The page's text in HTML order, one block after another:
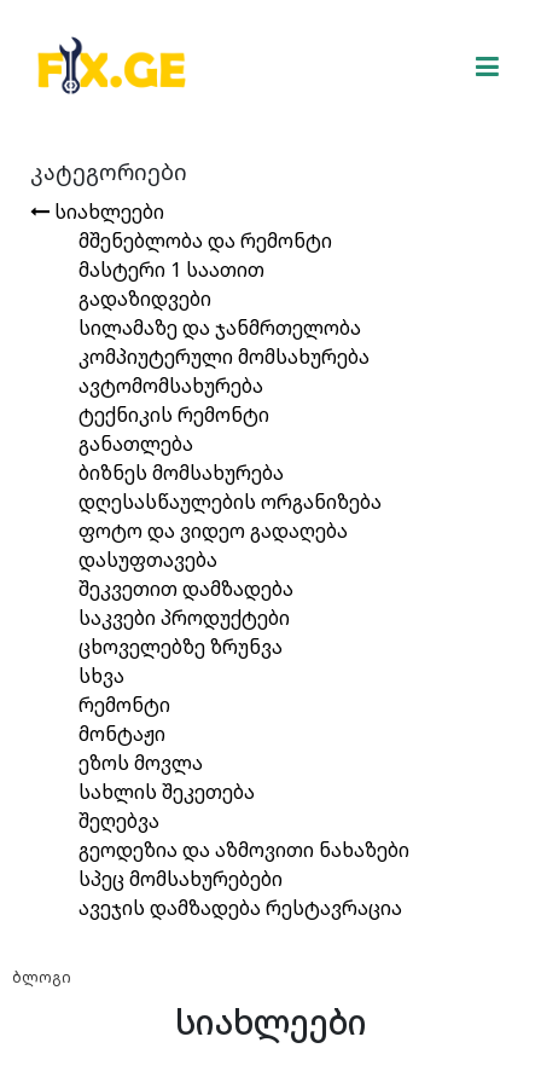
კატეგორიები
სიახლეები
მშენებლობა და რემონტი
მასტერი 1 საათით
გადაზიდვები
სილამაზე და ჯანმრთელობა
კომპიუტერული მომსახურება
ავტომომსახურება
ტექნიკის რემონტი
განათლება
ბიზნეს მომსახურება
დღესასწაულების ორგანიზება
ფოტო და ვიდეო გადაღება
დასუფთავება
შეკვეთით დამზადება
საკვები პროდუქტები
ცხოველებზე ზრუნვა
სხვა
რემონტი
მონტაჟი
ეზოს მოვლა
სახლის შეკეთება
შეღებვა
გეოდეზია და აზმოვითი ნახაზები
სპეც მომსახურებები
ავეჯის დამზადება რესტავრაცია
ბლოგი
სიახლეები